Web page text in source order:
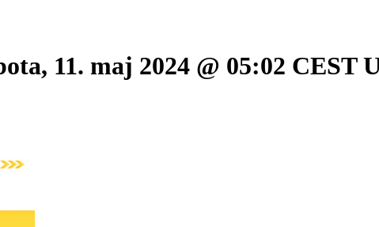
11. maj 2024 @ 05:02